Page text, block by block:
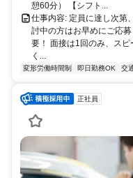
憩60分） 【シフト...
仕事内容: 定員に達し次第
討中の方はお早めにご応
要！ 面接は1回のみ、ス
く...
変形労働時間制 即日勤務OK 交
正社員